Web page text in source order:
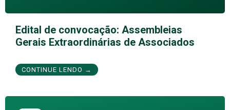
Edital de convocação: Assembleias
Gerais Extraordinárias de Associados
CONTINUE LENDO →